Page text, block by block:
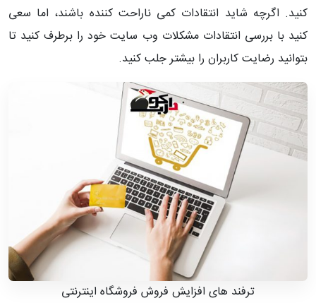
کنید. اگرچه شاید انتقادات کمی ناراحت کننده باشند، اما سعی
کنید با بررسی انتقادات مشکلات وب سایت خود را برطرف کنید تا
بتوانید رضایت کاربران را بیشتر جلب کنید.
ترفند های افزایش فروش فروشگاه اینترنتی